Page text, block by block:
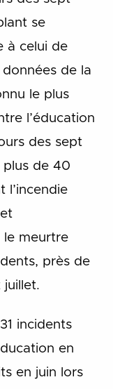
se
à celui de
données de la
le plus
l’éducation
des sept
plus de 40
l’incendie
le meurtre
près de
juillet.
incidents
en
en juin lors